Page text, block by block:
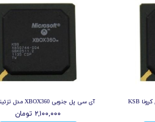
آی سی پل جنوبی XBOX360 مدل تزئینی PSB
۲,۱۰۰,۰۰۰ تومان